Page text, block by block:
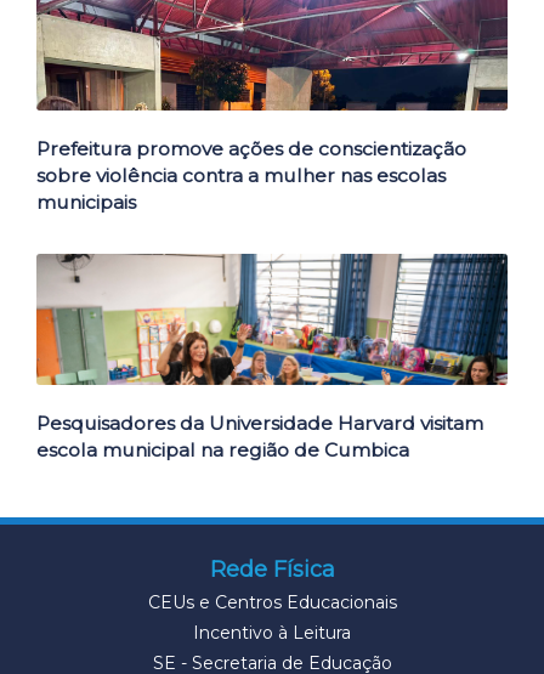
Prefeitura promove ações de conscientização
sobre violência contra a mulher nas escolas
municipais
Pesquisadores da Universidade Harvard visitam
escola municipal na região de Cumbica
Rede Física
CEUs e Centros Educacionais
Incentivo à Leitura
SE - Secretaria de Educação